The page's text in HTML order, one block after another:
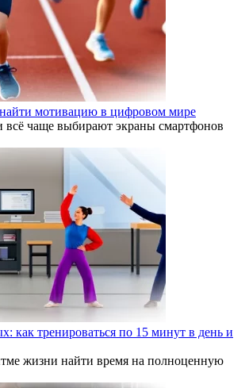
мотивацию в цифровом мире
всё чаще выбирают экраны смартфонов
как тренироваться по 15 минут в день и
жизни найти время на полноценную